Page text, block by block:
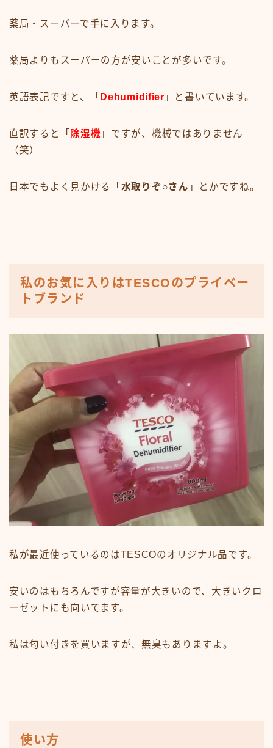
薬局・スーパーで手に入ります。
薬局よりもスーパーの方が安いことが多いです。
英語表記ですと、「 Dehumidifier 」と書いています。
直訳すると「 除湿機 」ですが、機械ではありません
（笑）
日本でもよく見かける「 水取りぞ○さん 」とかですね。
私のお気に入りはTESCOのプライベー
トブランド
私が最近使っているのはTESCOのオリジナル品です。
安いのはもちろんですが容量が大きいので、大きいクロ
ーゼットにも向いてます。
私は匂い付きを買いますが、無臭もありますよ。
使い方